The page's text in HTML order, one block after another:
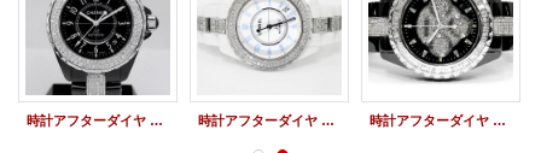
時計アフターダイヤ シャネル J12アフターダイヤ 38mm ベゼルダイヤ/ブレスダイヤ 時計アフターダイヤ シャネル J12アフターダイヤ 限定ブルーライト 38mm ベゼルダイヤ/ブレスダイヤ 時計アフターダイヤ シャネルJ12 100本限定仕様 バゲットダイヤベゼル/ブレスダイヤ